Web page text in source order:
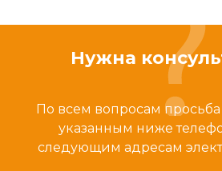
Нужна
По всем вопросам
указанным ниже
следующим адресам